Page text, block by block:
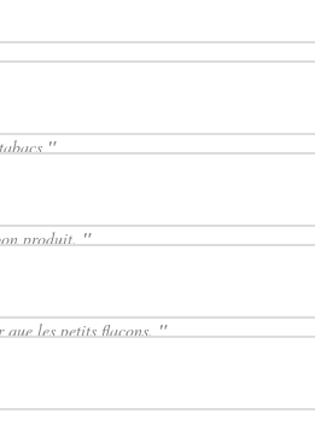
"
produit."
les petits flacons."